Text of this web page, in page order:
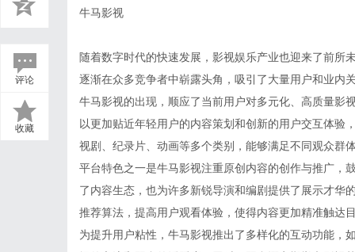
评论
收藏
牛马影视
随着数字时代的快速发展，影视娱乐产业也迎来了前所
逐渐在众多竞争者中崭露头角，吸引了大量用户和业内
牛马影视的出现，顺应了当前用户对多元化、高质量影
以更加贴近年轻用户的内容策划和创新的用户交互体验
视剧、纪录片、动画等多个类别，能够满足不同观众群
平台特色之一是牛马影视注重原创内容的创作与推广，
了内容生态，也为许多新锐导演和编剧提供了展示才华
推荐算法，提高用户观看体验，使得内容更加精准触达
为提升用户粘性，牛马影视推出了多样化的互动功能，